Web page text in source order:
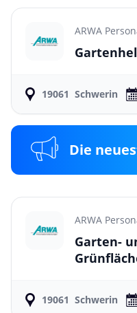
ARWA
19061 Schwerin
Die
ARWA
Garten-
19061 Schwerin